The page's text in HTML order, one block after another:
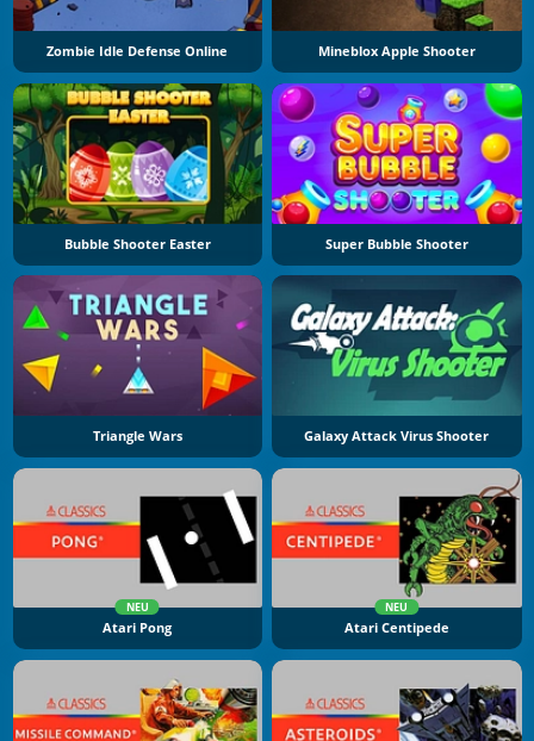
Zombie Idle Defense Online Mineblox Apple Shooter
Bubble Shooter Easter Super Bubble Shooter
Triangle Wars Galaxy Attack Virus Shooter
NEU
Atari Pong
NEU
Atari Centipede